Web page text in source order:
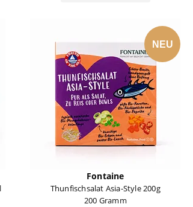
NEU
Fontaine
Thunfischsalat Asia-Style 200g
200 Gramm